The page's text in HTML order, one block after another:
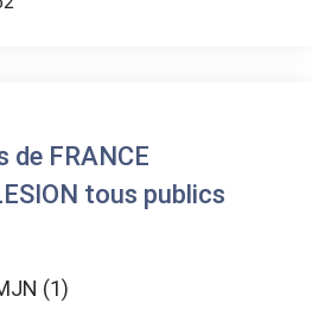
de FRANCE
tous publics